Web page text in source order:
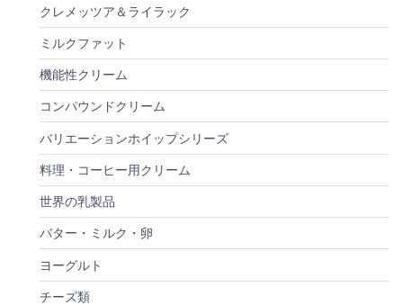
クレメッツア＆ライラック
ミルクファット
機能性クリーム
コンパウンドクリーム
バリエーションホイップシリーズ
料理・コーヒー用クリーム
世界の乳製品
バター・ミルク・卵
ヨーグルト
チーズ類